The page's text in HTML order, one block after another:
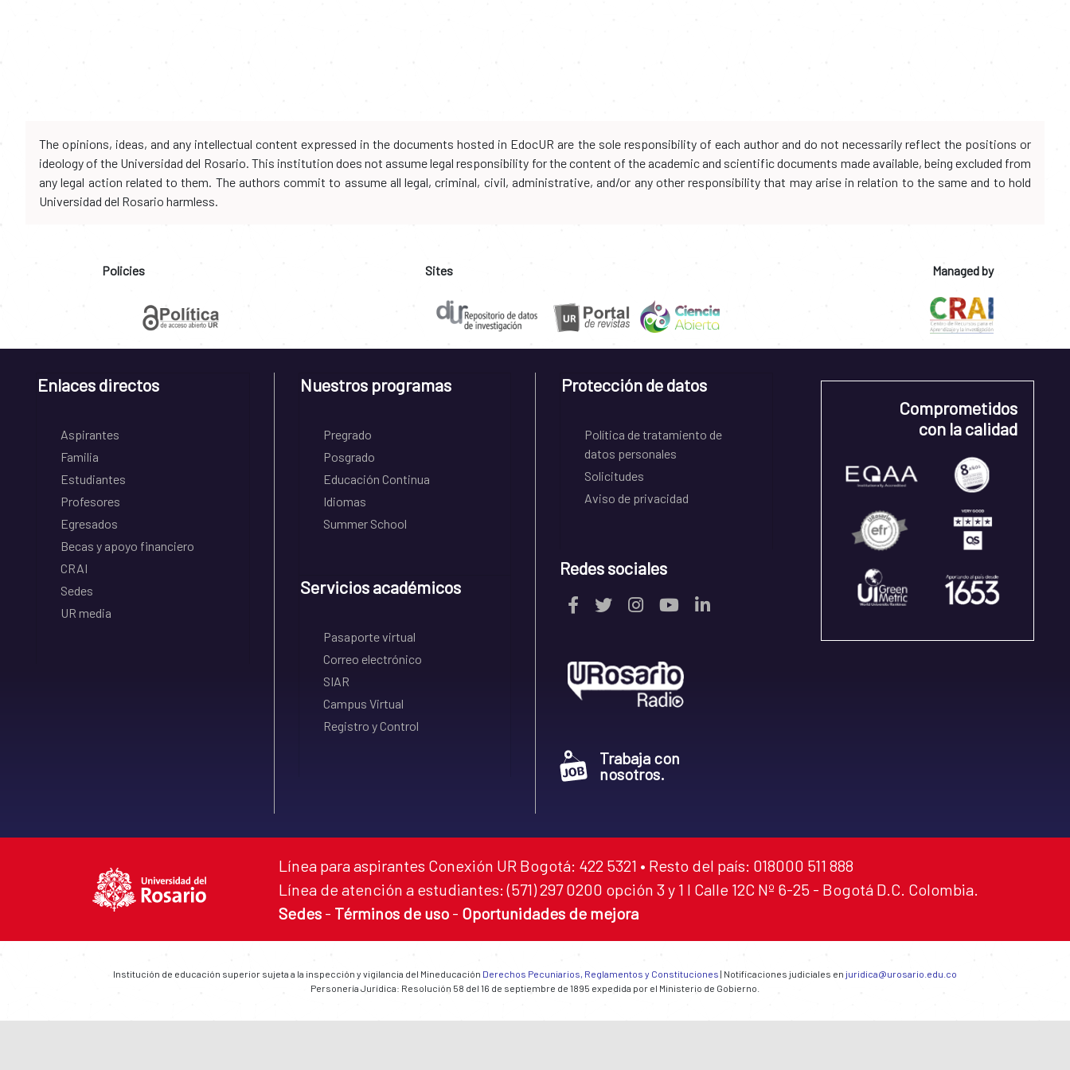
The opinions, ideas, and any intellectual content expressed in the documents hosted in EdocUR are the sole responsibility of each author and do not necessarily reflect the positions or
ideology of the Universidad del Rosario. This institution does not assume legal responsibility for the content of the academic and scientific documents made available, being excluded from
any legal action related to them. The authors commit to assume all legal, criminal, civil, administrative, and/or any other responsibility that may arise in relation to the same and to hold
Universidad del Rosario harmless.
Policies Sites Managed by
Enlaces directos
Aspirantes
Familia
Estudiantes
Profesores
Egresados
Becas y apoyo financiero
CRAI
Sedes
UR media
Nuestros programas
Pregrado
Posgrado
Educación Continua
Idiomas
Summer School
Servicios académicos
Pasaporte virtual
Correo electrónico
SIAR
Campus Virtual
Registro y Control
Protección de datos
Política de tratamiento de
datos personales
Solicitudes
Aviso de privacidad
Redes sociales
Trabaja con
nosotros.
Comprometidos
con la calidad
Línea para aspirantes Conexión UR Bogotá: 422 5321 • Resto del país: 018000 511 888
Línea de atención a estudiantes: (571) 297 0200 opción 3 y 1 I Calle 12C Nº 6-25 - Bogotá D.C. Colombia.
Sedes - Términos de uso - Oportunidades de mejora
Institución de educación superior sujeta a la inspección y vigilancia del Mineducación Derechos Pecuniarios, Reglamentos y Constituciones | Notificaciones judiciales en juridica@urosario.edu.co
Personería Jurídica: Resolución 58 del 16 de septiembre de 1895 expedida por el Ministerio de Gobierno.